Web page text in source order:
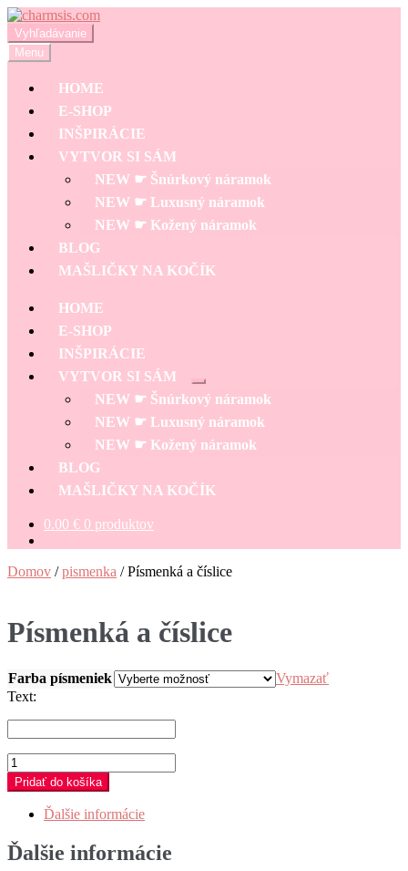
Preskočiť
na
navigáciu
Preskočiť
na
obsah
Hľadať:
Vyhľadávanie
Menu
HOME
E-SHOP
INŠPIRÁCIE
VYTVOR SI SÁM
NEW ☛ Šnúrkový náramok
NEW ☛ Luxusný náramok
NEW ☛ Kožený náramok
BLOG
MAŠLIČKY NA KOČÍK
HOME
E-SHOP
INŠPIRÁCIE
VYTVOR SI SÁM
Rozbaliť
podradené
menu
NEW ☛ Šnúrkový náramok
NEW ☛ Luxusný náramok
NEW ☛ Kožený náramok
BLOG
MAŠLIČKY NA KOČÍK
0.00 € 0 produktov
Domov /pismenka /Písmenká a číslice
Písmenká a číslice
Farba písmeniek
Vymazať
Text:
množstvo
Písmenká
a
číslice
Pridať do košíka
Ďalšie informácie
Ďalšie informácie